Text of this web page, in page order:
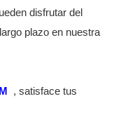
disfrutar del
plazo en nuestra
, satisface tus